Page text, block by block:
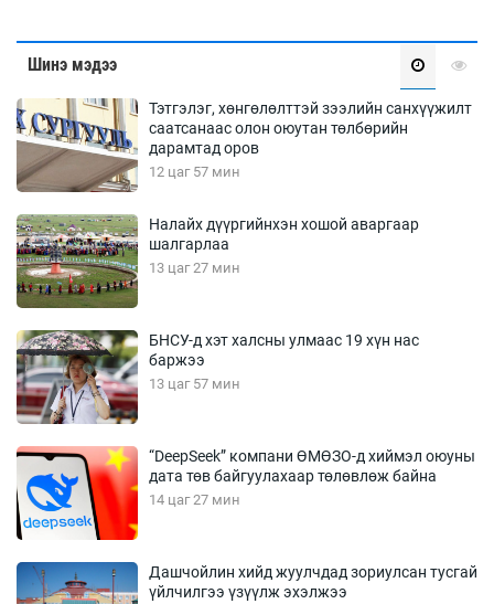
Шинэ мэдээ
Тэтгэлэг, хөнгөлөлттэй зээлийн санхүүжилт
саатсанаас олон оюутан төлбөрийн
дарамтад оров
12 цаг 57 мин
Налайх дүүргийнхэн хошой аваргаар
шалгарлаа
13 цаг 27 мин
БНСУ-д хэт халсны улмаас 19 хүн нас
баржээ
13 цаг 57 мин
“DeepSeek” компани ӨМӨЗО-д хиймэл оюуны
дата төв байгуулахаар төлөвлөж байна
14 цаг 27 мин
Дашчойлин хийд жуулчдад зориулсан тусгай
үйлчилгээ үзүүлж эхэлжээ